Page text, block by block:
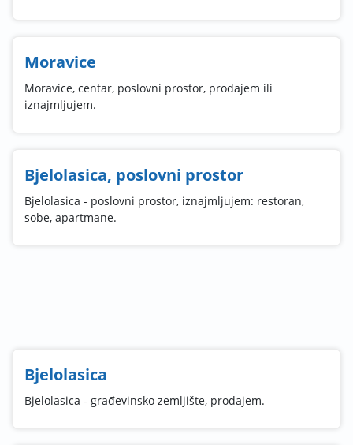
Moravice
Moravice, centar, poslovni prostor, prodajem ili
iznajmljujem.
Bjelolasica, poslovni prostor
Bjelolasica - poslovni prostor, iznajmljujem: restoran,
sobe, apartmane.
Bjelolasica
Bjelolasica - građevinsko zemljište, prodajem.